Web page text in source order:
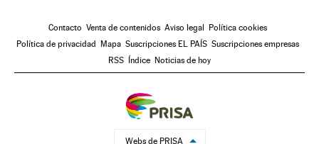
Contacto Venta de contenidos Aviso legal
Política cookies
Política de privacidad
Mapa Suscripciones EL PAÍS Suscripciones empresas
RSS
Índice Noticias de hoy
Webs de PRISA